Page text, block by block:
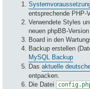
entsprechende PHP-
Verwendete Styles
neuen phpBB-
Board in den
Backup erstellen
MySQL Backup
Das aktuelle
entpacken.
Die Datei